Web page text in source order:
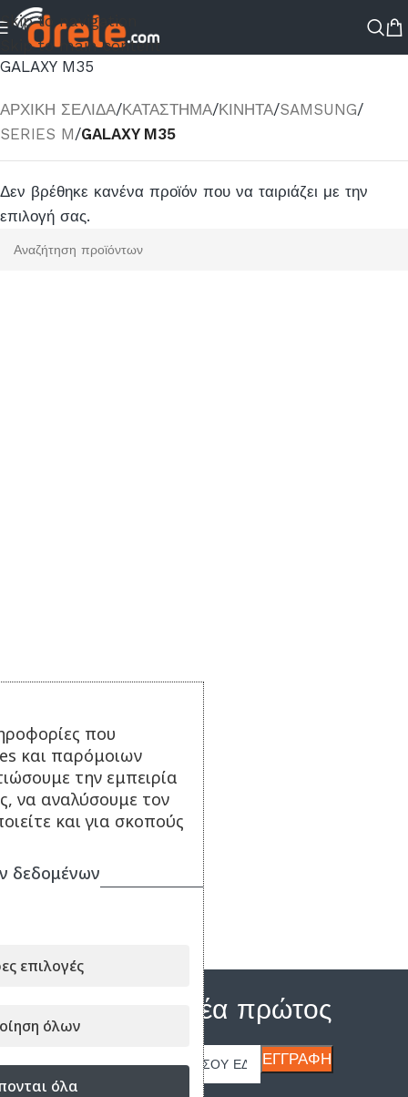
Skip to navigation
Skip to main content
GALAXY M35
ΑΡΧΙΚΉ ΣΕΛΊΔΑ/ΚΑΤΆΣΤΗΜΑ/ΚΙΝΗΤΑ/SAMSUNG/
SERIES M/GALAXY M35
Δεν βρέθηκε κανένα προϊόν που να ταιριάζει με την
επιλογή σας.
Μάθε τα νέα πρώτος
που
και παρόμοιων
την εμπειρία
να αναλύσουμε τον
και για σκοπούς
δεδομένων
επιλογές
όλων
όλα